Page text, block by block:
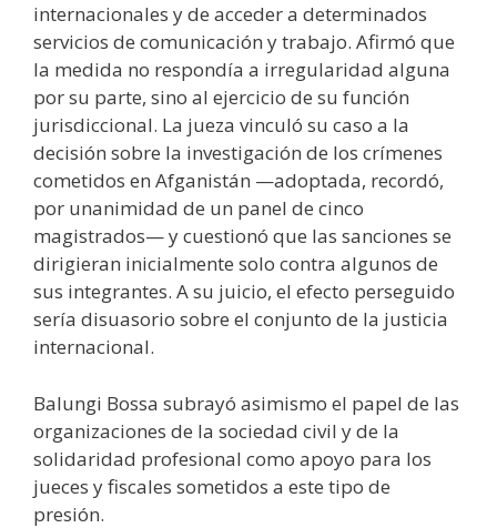
internacionales y de acceder a determinados
servicios de comunicación y trabajo. Afirmó que
la medida no respondía a irregularidad alguna
por su parte, sino al ejercicio de su función
jurisdiccional. La jueza vinculó su caso a la
decisión sobre la investigación de los crímenes
cometidos en Afganistán —adoptada, recordó,
por unanimidad de un panel de cinco
magistrados— y cuestionó que las sanciones se
dirigieran inicialmente solo contra algunos de
sus integrantes. A su juicio, el efecto perseguido
sería disuasorio sobre el conjunto de la justicia
internacional.
Balungi Bossa subrayó asimismo el papel de las
organizaciones de la sociedad civil y de la
solidaridad profesional como apoyo para los
jueces y fiscales sometidos a este tipo de
presión.